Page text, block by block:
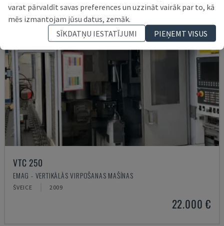
VTC 250
EMAG - VERTIKĀLĀS VIRPOŠANAS MAŠĪNAS
ŠVEICE 2009
22.000 €
varat pārvaldīt savas preferences un uzzināt vairāk par to, kā
mēs izmantojam jūsu datus, zemāk.
SĪKDATŅU IESTATĪJUMI
PIEŅEMT VISUS